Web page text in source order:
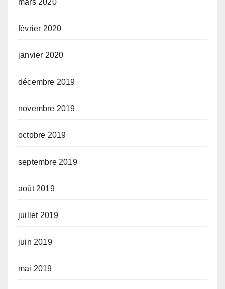
mars 2020
février 2020
janvier 2020
décembre 2019
novembre 2019
octobre 2019
septembre 2019
août 2019
juillet 2019
juin 2019
mai 2019